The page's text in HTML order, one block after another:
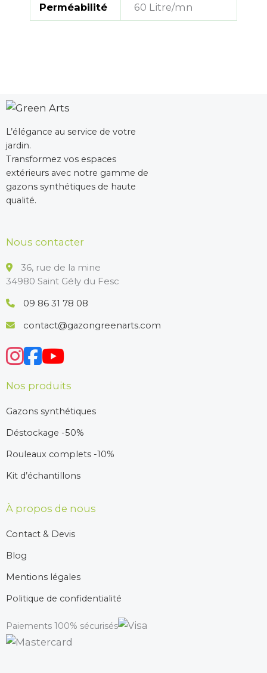
Perméabilité 60 Litre/mn
L’élégance au service de votre
jardin.
Transformez vos espaces
extérieurs avec notre gamme de
gazons synthétiques de haute
qualité.
Nous contacter
36, rue de la mine
34980 Saint Gély du Fesc
09 86 31 78 08
contact@gazongreenarts.com
Nos produits
Gazons synthétiques
Déstockage -50%
Rouleaux complets -10%
Kit d’échantillons
À propos de nous
Contact & Devis
Blog
Mentions légales
Politique de confidentialité
Paiements 100% sécurisés